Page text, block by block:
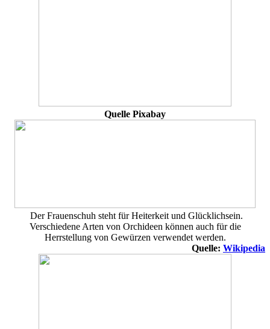
Quelle Pixabay
Der Frauenschuh steht für Heiterkeit und Glücklichsein.
Verschiedene Arten von Orchideen können auch für die
Herrstellung von Gewürzen verwendet werden.
Quelle: Wikipedia